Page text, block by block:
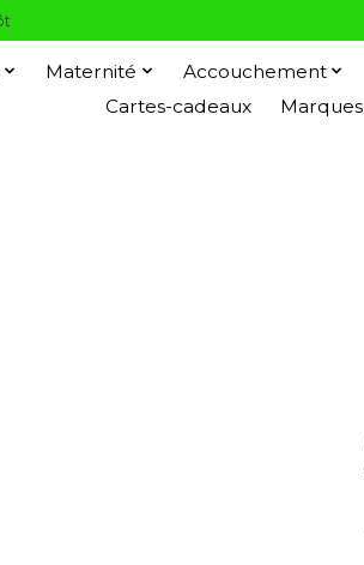
Maternité Accouchement
Cartes-cadeaux
Marques